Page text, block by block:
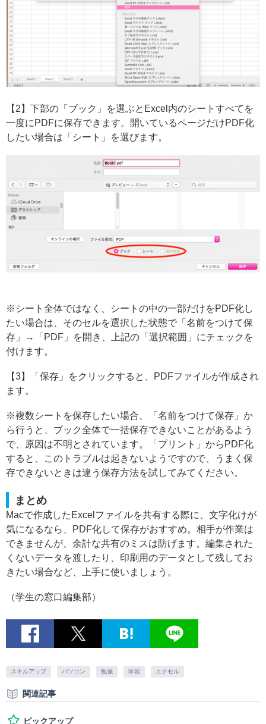
【2】下部の「ブック」を選ぶとExcel内のシートすべてを
一度にPDFに保存できます。開いているページだけPDF化
したい場合は「シート」を選びます。
※シート全体ではなく、シートの中の一部だけをPDF化し
たい場合は、そのセルを選択した状態で「名前をつけて保
存」→「PDF」を開き、上記の「選択範囲」にチェックを
付けます。
【3】「保存」をクリックすると、PDFファイルが作成され
ます。
※複数シートを保存したい場合、「名前をつけて保存」か
ら行うと、ブック全体で一括保存できないことがあるよう
で、原因は不明とされています。「プリント」からPDF化
すると、このトラブルは起きないようですので、うまく保
存できないときは違う保存方法を試してみてください。
まとめ
Macで作成したExcelファイルを共有する際に、文字化けが
気になるなら、PDF化して保存がおすすめ。相手が作業は
できませんが、余計な共有のミスは防げます。編集された
くないデータを渡したり、印刷用のデータとして残してお
きたい場合など、上手に使いましょう。
（学生の窓口編集部）
スキルアップ パソコン 勉強 学習 エクセル
関連記事
ピックアップ